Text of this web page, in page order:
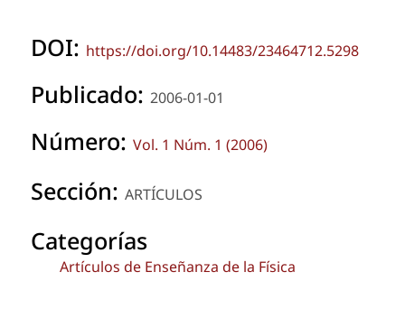
DOI: https://doi.org/10.14483/23464712.5298
Publicado: 2006-01-01
Número: Vol. 1 Núm. 1 (2006)
Sección: ARTÍCULOS
Categorías
Artículos de Enseñanza de la Física